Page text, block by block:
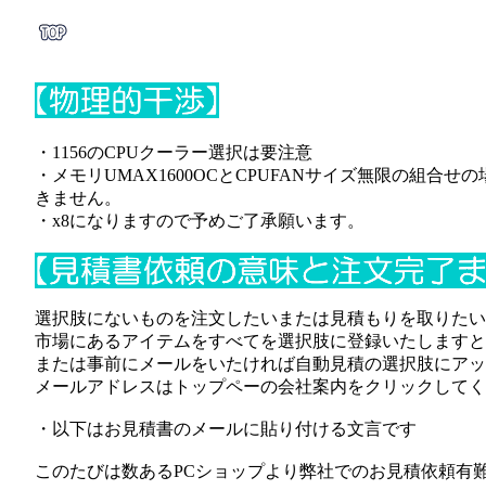
・1156のCPUクーラー選択は要注意
・メモリUMAX1600OCとCPUFANサイズ無限の組合せ
きません。
・x8になりますので予めご了承願います。
選択肢にないものを注文したいまたは見積もりを取りた
市場にあるアイテムをすべてを選択肢に登録いたします
または事前にメールをいたければ自動見積の選択肢にア
メールアドレスはトップペーの会社案内をクリックして
・以下はお見積書のメールに貼り付ける文言です
このたびは数あるPCショップより弊社でのお見積依頼有